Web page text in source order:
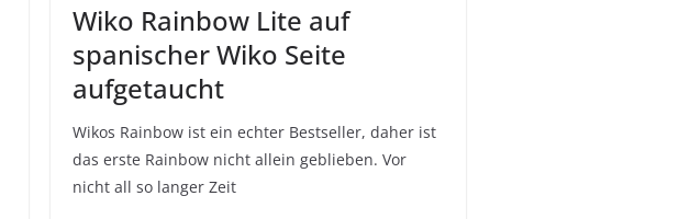
Wiko Rainbow Lite auf
spanischer Wiko Seite
aufgetaucht
Wikos Rainbow ist ein echter Bestseller, daher ist
das erste Rainbow nicht allein geblieben. Vor
nicht all so langer Zeit